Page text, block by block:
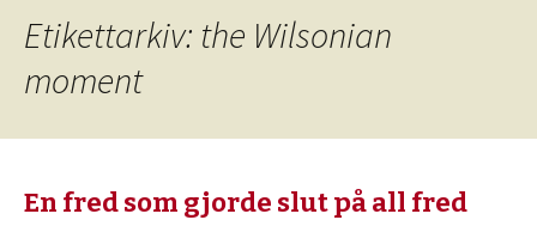
Etikettarkiv: the Wilsonian
moment
En fred som gjorde slut på all fred